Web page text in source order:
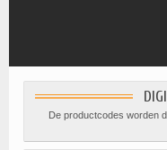
De productcodes worden